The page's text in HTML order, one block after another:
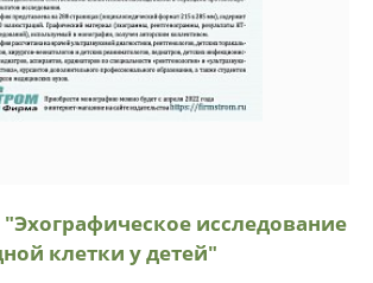
исследование
клетки у детей"